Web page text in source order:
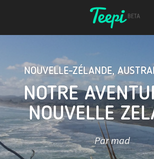
NOUVELLE-ZÉLANDE,
NOTRE
NOUVELLE
Par mad